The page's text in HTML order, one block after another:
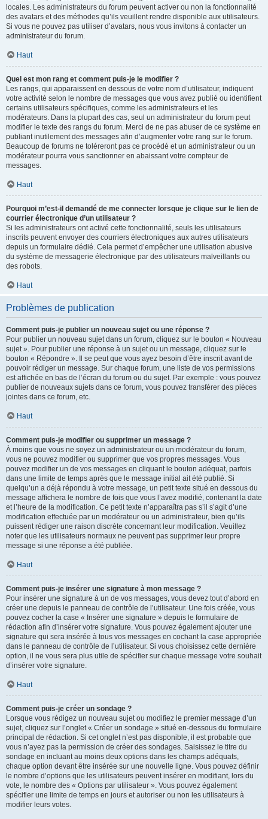
locales. Les administrateurs du forum peuvent activer ou non la fonctionnalité
des avatars et des méthodes qu’ils veuillent rendre disponible aux utilisateurs.
Si vous ne pouvez pas utiliser d’avatars, nous vous invitons à contacter un
administrateur du forum.
Haut
Quel est mon rang et comment puis-je le modifier ?
Les rangs, qui apparaissent en dessous de votre nom d’utilisateur, indiquent
votre activité selon le nombre de messages que vous avez publié ou identifient
certains utilisateurs spécifiques, comme les administrateurs et les
modérateurs. Dans la plupart des cas, seul un administrateur du forum peut
modifier le texte des rangs du forum. Merci de ne pas abuser de ce système en
publiant inutilement des messages afin d’augmenter votre rang sur le forum.
Beaucoup de forums ne toléreront pas ce procédé et un administrateur ou un
modérateur pourra vous sanctionner en abaissant votre compteur de
messages.
Haut
Pourquoi m’est-il demandé de me connecter lorsque je clique sur le lien de
courrier électronique d’un utilisateur ?
Si les administrateurs ont activé cette fonctionnalité, seuls les utilisateurs
inscrits peuvent envoyer des courriers électroniques aux autres utilisateurs
depuis un formulaire dédié. Cela permet d’empêcher une utilisation abusive
du système de messagerie électronique par des utilisateurs malveillants ou
des robots.
Haut
Problèmes de publication
Comment puis-je publier un nouveau sujet ou une réponse ?
Pour publier un nouveau sujet dans un forum, cliquez sur le bouton « Nouveau
sujet ». Pour publier une réponse à un sujet ou un message, cliquez sur le
bouton « Répondre ». Il se peut que vous ayez besoin d’être inscrit avant de
pouvoir rédiger un message. Sur chaque forum, une liste de vos permissions
est affichée en bas de l’écran du forum ou du sujet. Par exemple : vous pouvez
publier de nouveaux sujets dans ce forum, vous pouvez transférer des pièces
jointes dans ce forum, etc.
Haut
Comment puis-je modifier ou supprimer un message ?
À moins que vous ne soyez un administrateur ou un modérateur du forum,
vous ne pouvez modifier ou supprimer que vos propres messages. Vous
pouvez modifier un de vos messages en cliquant le bouton adéquat, parfois
dans une limite de temps après que le message initial ait été publié. Si
quelqu’un a déjà répondu à votre message, un petit texte situé en dessous du
message affichera le nombre de fois que vous l’avez modifié, contenant la date
et l’heure de la modification. Ce petit texte n’apparaîtra pas s’il s’agit d’une
modification effectuée par un modérateur ou un administrateur, bien qu’ils
puissent rédiger une raison discrète concernant leur modification. Veuillez
noter que les utilisateurs normaux ne peuvent pas supprimer leur propre
message si une réponse a été publiée.
Haut
Comment puis-je insérer une signature à mon message ?
Pour insérer une signature à un de vos messages, vous devez tout d’abord en
créer une depuis le panneau de contrôle de l’utilisateur. Une fois créée, vous
pouvez cocher la case « Insérer une signature » depuis le formulaire de
rédaction afin d’insérer votre signature. Vous pouvez également ajouter une
signature qui sera insérée à tous vos messages en cochant la case appropriée
dans le panneau de contrôle de l’utilisateur. Si vous choisissez cette dernière
option, il ne vous sera plus utile de spécifier sur chaque message votre souhait
d’insérer votre signature.
Haut
Comment puis-je créer un sondage ?
Lorsque vous rédigez un nouveau sujet ou modifiez le premier message d’un
sujet, cliquez sur l’onglet « Créer un sondage » situé en-dessous du formulaire
principal de rédaction. Si cet onglet n’est pas disponible, il est probable que
vous n’ayez pas la permission de créer des sondages. Saisissez le titre du
sondage en incluant au moins deux options dans les champs adéquats,
chaque option devant être insérée sur une nouvelle ligne. Vous pouvez définir
le nombre d’options que les utilisateurs peuvent insérer en modifiant, lors du
vote, le nombre des « Options par utilisateur ». Vous pouvez également
spécifier une limite de temps en jours et autoriser ou non les utilisateurs à
modifier leurs votes.